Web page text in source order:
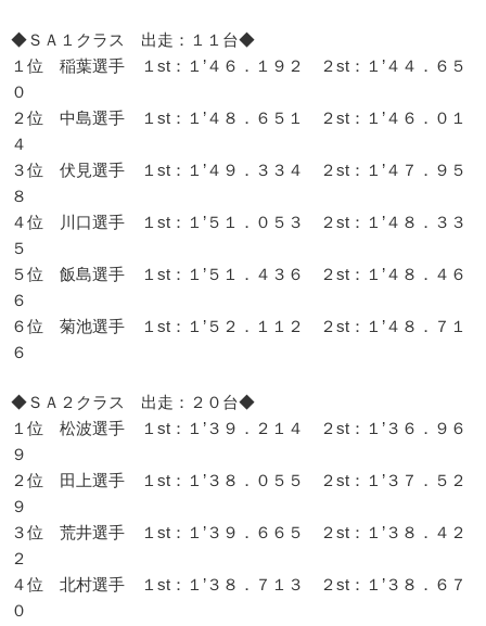
◆ＳＡ１クラス 出走：１１台◆
１位 稲葉選手 １st：１’４６．１９２ ２st：１’４４．６５
０
２位 中島選手 １st：１’４８．６５１ ２st：１’４６．０１
４
３位 伏見選手 １st：１’４９．３３４ ２st：１’４７．９５
８
４位 川口選手 １st：１’５１．０５３ ２st：１’４８．３３
５
５位 飯島選手 １st：１’５１．４３６ ２st：１’４８．４６
６
６位 菊池選手 １st：１’５２．１１２ ２st：１’４８．７１
６
◆ＳＡ２クラス 出走：２０台◆
１位 松波選手 １st：１’３９．２１４ ２st：１’３６．９６
９
２位 田上選手 １st：１’３８．０５５ ２st：１’３７．５２
９
３位 荒井選手 １st：１’３９．６６５ ２st：１’３８．４２
２
４位 北村選手 １st：１’３８．７１３ ２st：１’３８．６７
０